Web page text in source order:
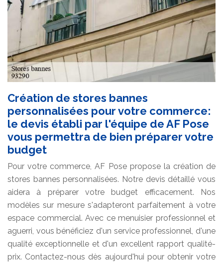
Création de stores bannes
personnalisées pour votre commerce:
le devis établi par l'équipe de AF Pose
vous permettra de bien préparer votre
budget
Pour votre commerce, AF Pose propose la création de
stores bannes personnalisées. Notre devis détaillé vous
aidera à préparer votre budget efficacement. Nos
modèles sur mesure s'adapteront parfaitement à votre
espace commercial. Avec ce menuisier professionnel et
aguerri, vous bénéficiez d'un service professionnel, d'une
qualité exceptionnelle et d'un excellent rapport qualité-
prix. Contactez-nous dès aujourd'hui pour obtenir votre